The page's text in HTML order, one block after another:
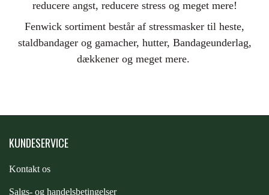
reducere angst, reducere stress og meget mere!
Fenwick sortiment består af stressmasker til heste,
staldbandager og gamacher, hutter, Bandageunderlag,
dækkener og meget mere.
KUNDESERVICE
Kontakt os
Salgs- og handelsbetingelser